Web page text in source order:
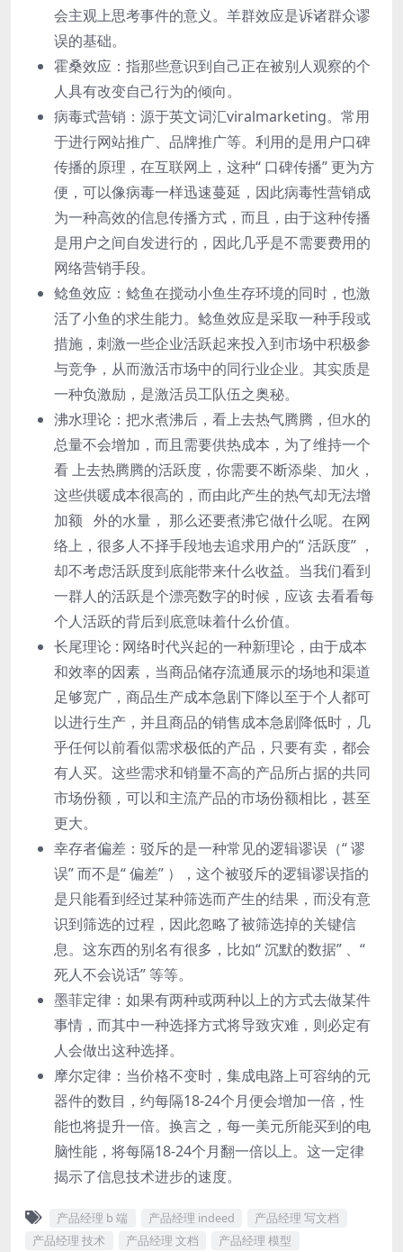
会主观上思考事件的意义。⽺群效应是诉诸群众谬
误的基础。
霍桑效应：指那些意识到⾃⼰正在被别⼈观察的个
⼈具有改变⾃⼰⾏为的倾向。
病毒式营销：源于英⽂词汇viralmarketing。常⽤
于进⾏⽹站推⼴、品牌推⼴等。利⽤的是⽤户⼝碑
传播的原理，在互联⽹上，这种“ ⼝碑传播” 更为⽅
便，可以像病毒⼀样迅速蔓延，因此病毒性营销成
为⼀种⾼效的信息传播⽅式，⽽且，由于这种传播
是⽤户之间⾃发进⾏的，因此⼏乎是不需要费⽤的
⽹络营销⼿段。
鲶⻥效应：鲶⻥在搅动⼩⻥⽣存环境的同时，也激
活了⼩⻥的求⽣能⼒。鲶⻥效应是采取⼀种⼿段或
措施，刺激⼀些企业活跃起来投⼊到市场中积极参
与竞争，从⽽激活市场中的同⾏业企业。其实质是
⼀种负激励，是激活员⼯队伍之奥秘。
沸⽔理论：把⽔煮沸后，看上去热⽓腾腾，但⽔的
总量不会增加，⽽且需要供热成本，为了维持⼀个
看 上去热腾腾的活跃度，你需要不断添柴、加⽕，
这些供暖成本很⾼的，⽽由此产⽣的热⽓却⽆法增
加额 外的⽔量， 那么还要煮沸它做什么呢。在⽹
络上，很多⼈不择⼿段地去追求⽤户的“ 活跃度” ，
却不考虑活跃度到底能带来什么收益。当我们看到
⼀群⼈的活跃是个漂亮数字的时候，应该 去看看每
个⼈活跃的背后到底意味着什么价值。
⻓尾理论 : ⽹络时代兴起的⼀种新理论，由于成本
和效率的因素，当商品储存流通展示的场地和渠道
⾜够宽⼴，商品⽣产成本急剧下降以⾄于个⼈都可
以进⾏⽣产，并且商品的销售成本急剧降低时，⼏
乎任何以前看似需求极低的产品，只要有卖，都会
有⼈买。这些需求和销量不⾼的产品所占据的共同
市场份额，可以和主流产品的市场份额相⽐，甚⾄
更⼤。
幸存者偏差：驳斥的是⼀种常⻅的逻辑谬误（“ 谬
误” ⽽不是“ 偏差” ），这个被驳斥的逻辑谬误指的
是只能看到经过某种筛选⽽产⽣的结果，⽽没有意
识到筛选的过程，因此忽略了被筛选掉的关键信
息。这东⻄的别名有很多，⽐如“ 沉默的数据” 、“
死⼈不会说话” 等等。
墨菲定律：如果有两种或两种以上的⽅式去做某件
事情，⽽其中⼀种选择⽅式将导致灾难，则必定有
⼈会做出这种选择。
摩尔定律：当价格不变时，集成电路上可容纳的元
器件的数⽬，约每隔18-24个⽉便会增加⼀倍，性
能也将提升⼀倍。换⾔之，每⼀美元所能买到的电
脑性能，将每隔18-24个⽉翻⼀倍以上。这⼀定律
揭示了信息技术进步的速度。
产品经理 b 端 产品经理 indeed
产品经理 写文档
产品经理 技术
产品经理 文档
产品经理 模型